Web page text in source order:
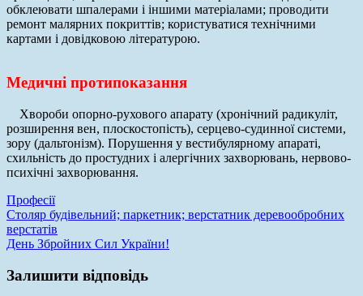
обклеювати шпалерами і іншими матеріалами; проводити
ремонт малярних покриттів; користуватися технічними
картами і довідковою літературою.
Медичні протипоказання
Хвороби опорно-рухового апарату (хронічний радикуліт,
розширення вен, плоскостопість), серцево-судинної системи,
зору (дальтонізм). Порушення у вестибулярному апараті,
схильність до простудних і алергічних захворювань, нервово-
психічні захворювання.
Професії
Навігація
записів
Столяр будівельний; паркетник; верстатник деревообробних
верстатів
День Збройних Сил України!
Залишити відповідь